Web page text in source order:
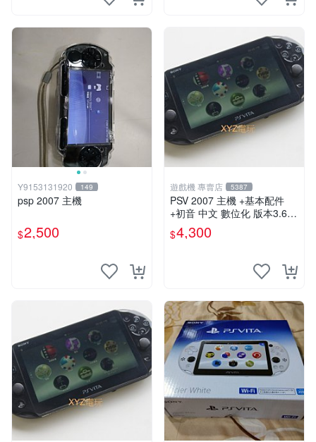
Y9153131920 149
psp 2007 主機
$2,500
遊戲機 專賣店 5387
PSV 2007 主機 +基本配件
+初音 中文 數位化 版本3.69
PS Vita2007 保修一年 85成
新
$4,300